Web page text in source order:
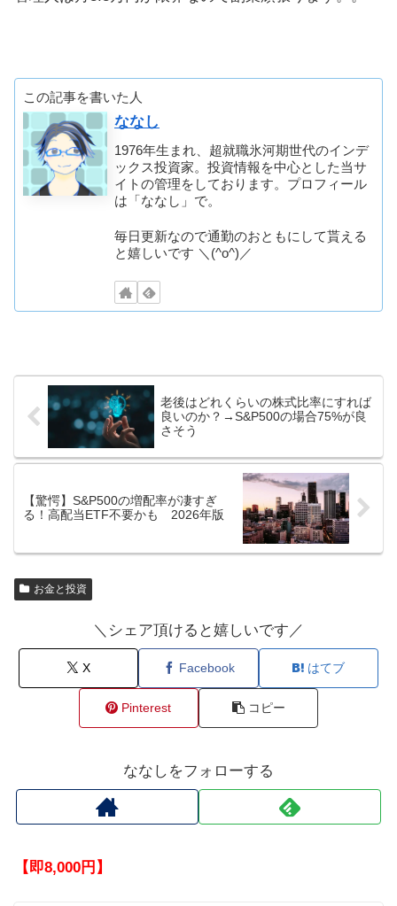
この記事を書いた人
ななし
1976年生まれ、超就職氷河期世代のインデ
ックス投資家。投資情報を中心とした当サ
イトの管理をしております。プロフィール
は「ななし」で。
毎日更新なので通勤のおともにして貰える
と嬉しいです ＼(^o^)／
老後はどれくらいの株式比率にすれば
良いのか？→S&P500の場合75%が良
さそう
【驚愕】S&P500の増配率が凄すぎ
る！高配当ETF不要かも 2026年版
お金と投資
＼シェア頂けると嬉しいです／
X Facebook はてブ
Pinterest コピー
ななしをフォローする
【即8,000円】